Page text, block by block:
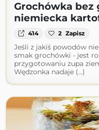
Grochówka bez
niemiecka
414 2 Zapisz
Jeśli z jakiś powodów
smak grochówki - jest
przygotowaniu zupa
Wędzonka nadaje (...)